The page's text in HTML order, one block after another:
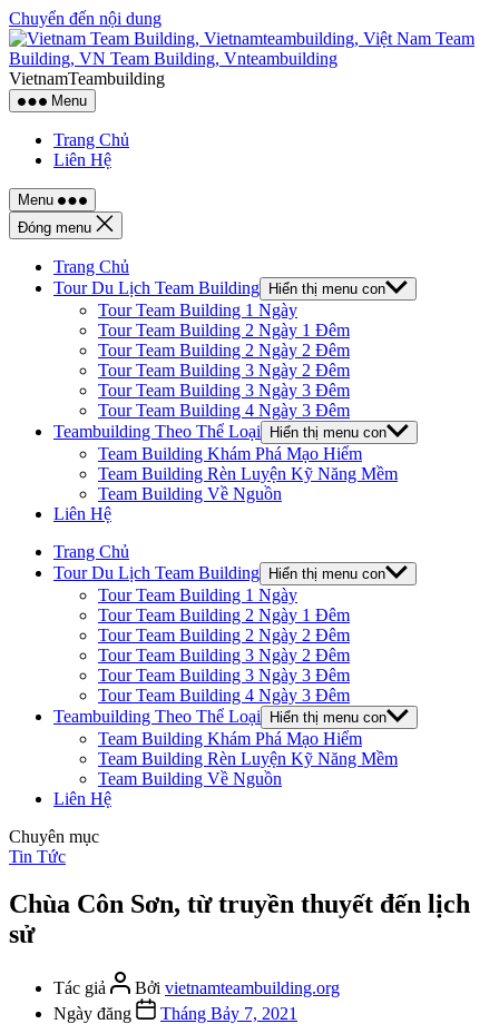
Chuyển đến nội dung
VietnamTeambuilding
Menu
Trang Chủ
Liên Hệ
Menu
Đóng menu
Trang Chủ
Tour Du Lịch Team Building
Hiển thị menu con
Tour Team Building 1 Ngày
Tour Team Building 2 Ngày 1 Đêm
Tour Team Building 2 Ngày 2 Đêm
Tour Team Building 3 Ngày 2 Đêm
Tour Team Building 3 Ngày 3 Đêm
Tour Team Building 4 Ngày 3 Đêm
Teambuilding Theo Thể Loại
Hiển thị menu con
Team Building Khám Phá Mạo Hiểm
Team Building Rèn Luyện Kỹ Năng Mềm
Team Building Về Nguồn
Liên Hệ
Trang Chủ
Tour Du Lịch Team Building
Hiển thị menu con
Tour Team Building 1 Ngày
Tour Team Building 2 Ngày 1 Đêm
Tour Team Building 2 Ngày 2 Đêm
Tour Team Building 3 Ngày 2 Đêm
Tour Team Building 3 Ngày 3 Đêm
Tour Team Building 4 Ngày 3 Đêm
Teambuilding Theo Thể Loại
Hiển thị menu con
Team Building Khám Phá Mạo Hiểm
Team Building Rèn Luyện Kỹ Năng Mềm
Team Building Về Nguồn
Liên Hệ
Chuyên mục
Tin Tức
Chùa Côn Sơn, từ truyền thuyết đến lịch
sử
Tác giả Bởi vietnamteambuilding.org
Ngày đăng
Tháng Bảy 7, 2021